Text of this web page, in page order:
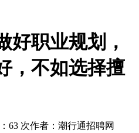
好职业规划，
，不如选择擅
63 次作者：潮行通招聘网